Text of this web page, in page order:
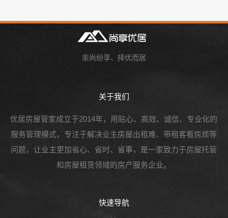
崇尚纷享、择优而居
关于我们
优居房屋管家成立于2014年，用贴心、高效、诚信、专业化的
服务管理模式，专注于解决业主房屋出租难、带租客看房烦等
问题，让业主更加省心、省时、省事，是一家致力于房屋托管
和房屋租赁领域的房产服务企业。
快速导航